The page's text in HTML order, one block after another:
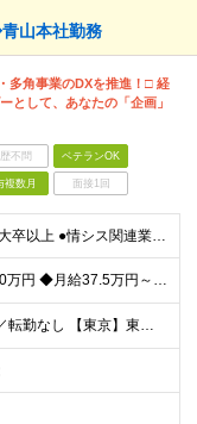
山本社勤務
多角事業のDXを推進！□ 経
として、あなたの「企画」
不問 ベテランOK
複数月 面接1回
＼リーダー経験不問／ ●大卒以上 ●情シス関連業務の実務経験(2～3年を想定) ～こんな方に最適なポジションです～ ・大きな裁量、スケール感で企画を動かしたい方 ・アイデアや経験を活かして構想から関
★想定年収600万円～800万円 ◆月給37.5万円～50万円＋賞与年2回 ※経験・年齢・能力などを考慮の上、決定します。 ※残業代は管理職採用のためなし ※試用期間3ヶ月(期間中の待遇等に差異なし
★「外苑前駅」徒歩3分／転勤なし 【東京】東京都港区南青山2-12-14 ユニマット青山ビル ※(変更の範囲)上記を除く当社関連勤務地